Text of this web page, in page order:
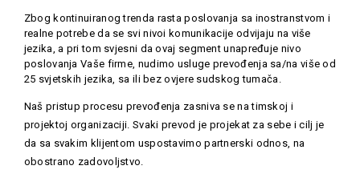
Zbog kontinuiranog trenda rasta poslovanja sa inostranstvom i
realne potrebe da se svi nivoi komunikacije odvijaju na više
jezika, a pri tom svjesni da ovaj segment unapređuje nivo
poslovanja Vaše firme, nudimo usluge prevođenja sa/na više od
25 svjetskih jezika, sa ili bez ovjere sudskog tumača.
Naš pristup procesu prevođenja zasniva se na timskoj i
projektoj organizaciji. Svaki prevod je projekat za sebe i cilj je
da sa svakim klijentom uspostavimo partnerski odnos, na
obostrano zadovoljstvo.